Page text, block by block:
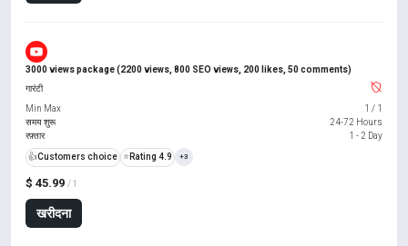
3000 views package (2200 views, 800 SEO views, 200 likes, 50 comments)
$ 45.99 / 1
खरीदना
गारंटी
Min Max
1 / 1
समय शुरू
24-72 Hours
रफ़्तार
1 - 2 Day
👍Customers choice ⭐ Rating 4.9 +3